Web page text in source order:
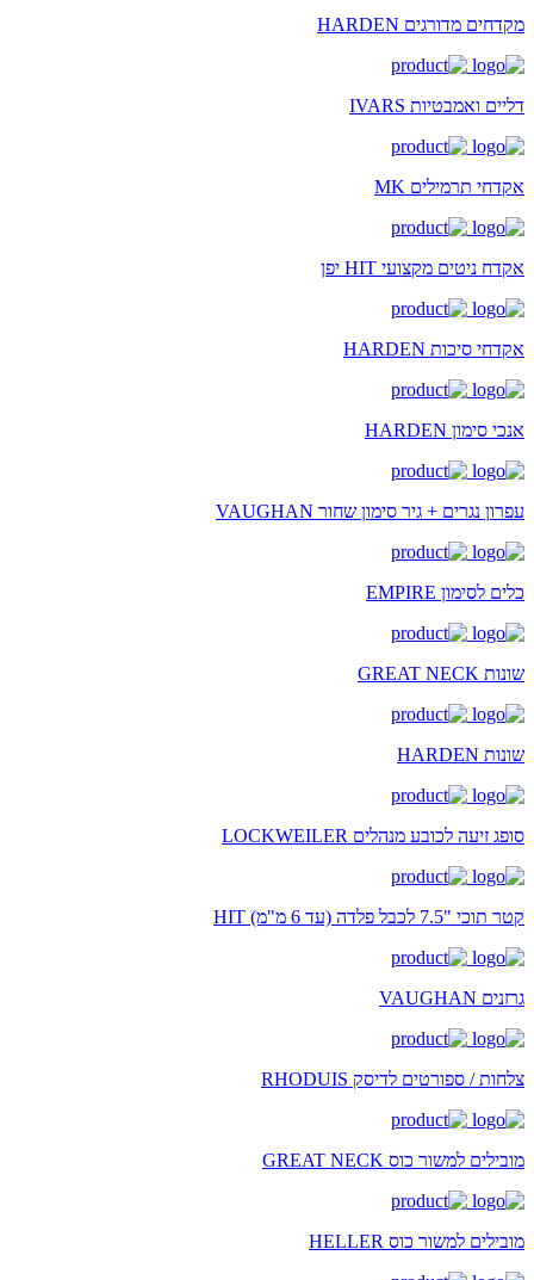
מקדחים מדורגים HARDEN
דליים ואמבטיות IVARS
אקדחי תרמילים MK
אקדח ניטים מקצועי HIT יפן
אקדחי סיכות HARDEN
אנכי סימון HARDEN
עפרון נגרים + גיר סימון שחור VAUGHAN
כלים לסימון EMPIRE
שונות GREAT NECK
שונות HARDEN
סופג זיעה לכובע מנהלים LOCKWEILER
קטר תוכי "7.5 לכבל פלדה (עד 6 מ"מ) HIT
גרזנים VAUGHAN
צלחות / ספורטים לדיסק RHODUIS
מובילים למשור כוס GREAT NECK
מובילים למשור כוס HELLER